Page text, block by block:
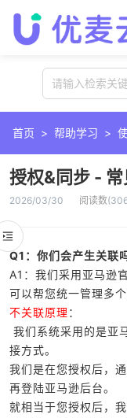
首页 > 帮助学习 >
授权&同步 -
2026/03/30 阅读数(
Q1：你们会产生关联
A1：我们采用亚马逊
可以帮您统一管理多
不关联原理 ：
我们系统采用的是亚
接方式。
我们是在您授权后，
再登陆亚马逊后台。
就相当于您授权后，